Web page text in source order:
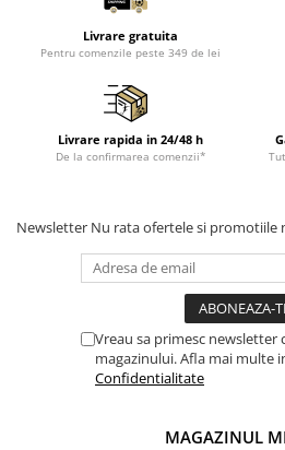
Livrare gratuita
Pentru comenzile peste 349 de lei
Livrare rapida in 24/48 h
De la confirmarea comenzii*
Newsletter Nu rata ofertele si promotiile
Vreau sa primesc newsletter
magazinului. Afla mai multe
Confidentialitate
MAGAZINUL